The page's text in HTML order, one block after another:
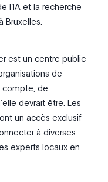
l’IA et la recherche
Bruxelles.
est un centre public
de
compte, de
devrait être. Les
un accès exclusif
à diverses
experts locaux en